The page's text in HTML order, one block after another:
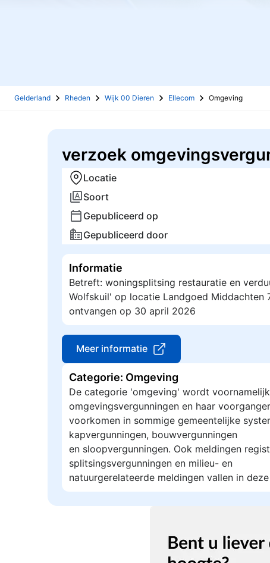
Gelderland Rheden Wijk 00 Dieren Ellecom Omgeving
verzoek
Locatie
Soort
Gepubliceerd op
Gepubliceerd door
Informatie
Betreft: woningsplitsing restauratie en
Wolfskuil' op locatie Landgoed Middachten
ontvangen op 30 april 2026
Meer informatie
Categorie: Omgeving
De categorie 'omgeving' wordt
omgevingsvergunningen en haar
voorkomen in sommige gemeentelijke
kapvergunningen, bouwvergunningen
en sloopvergunningen. Ook meldingen
splitsingsvergunningen en milieu- en
natuurgerelateerde meldingen vallen in